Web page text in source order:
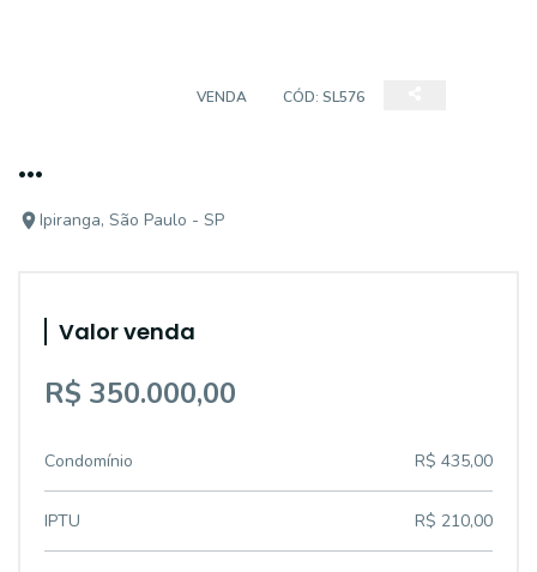
VENDA CÓD: SL576
...
Ipiranga, São Paulo - SP
Valor venda
R$ 350.000,00
Condomínio R$ 435,00
IPTU R$ 210,00